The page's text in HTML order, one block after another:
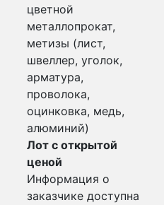
цветной
металлопрокат,
метизы (лист,
швеллер, уголок,
арматура,
проволока,
оцинковка, медь,
алюминий)
Лот с открытой
ценой
Информация о
заказчике доступна